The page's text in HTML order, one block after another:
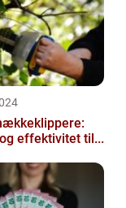
effektivitet til...